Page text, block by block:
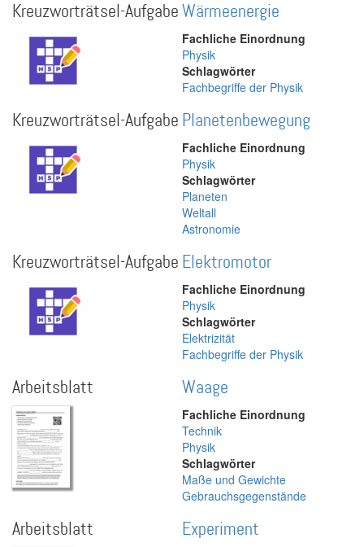
Kreuzworträtsel-AufgabeWärmeenergie
Fachliche Einordnung
Physik
Schlagwörter
Fachbegriffe der Physik
Kreuzworträtsel-Aufgabe Planetenbewegung
Fachliche Einordnung
Physik
Schlagwörter
Planeten
Weltall
Astronomie
Kreuzworträtsel-Aufgabe Elektromotor
Fachliche Einordnung
Physik
Schlagwörter
Elektrizität
Fachbegriffe der Physik
Arbeitsblatt Waage
Fachliche Einordnung
Technik
Physik
Schlagwörter
Maße und Gewichte
Gebrauchsgegenstände
Arbeitsblatt Experiment